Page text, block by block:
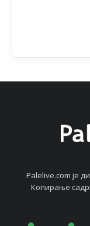
Palelive.com јe
Копирањe